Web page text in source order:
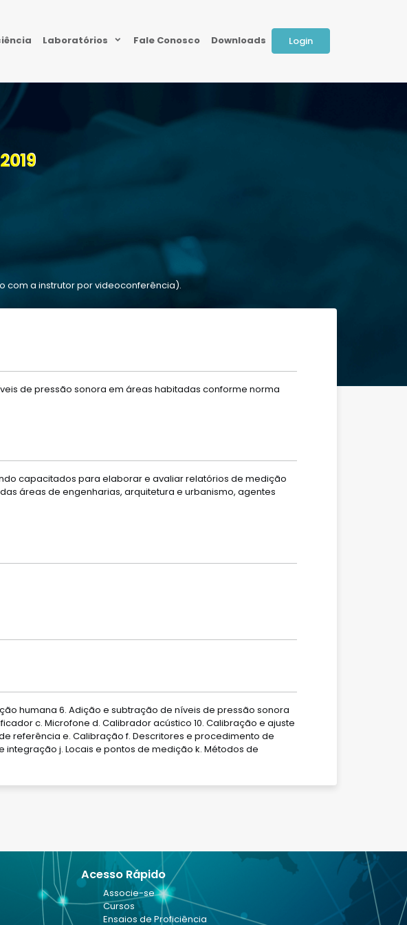
Laboratórios Fale Conosco Downloads Login
com a instrutor por videoconferência).
de pressão sonora em áreas habitadas conforme norma
capacitados para elaborar e avaliar relatórios de medição
das áreas de engenharias, arquitetura e urbanismo, agentes
humana 6. Adição e subtração de níveis de pressão sonora
c. Microfone d. Calibrador acústico 10. Calibração e ajuste
de referência e. Calibração f. Descritores e procedimento de
j. Locais e pontos de medição k. Métodos de
Acesso Rápido
Associe-se
Cursos
Ensaios de Proficiência